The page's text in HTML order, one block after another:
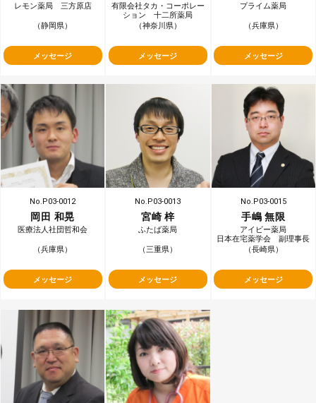
レモン薬局 三方原店
（静岡県）
メッセージ
有限会社タカ・コーポレー
ション 十二所薬局
（神奈川県）
メッセージ
プライム薬局
（兵庫県）
メッセージ
No.P03-0012
岡田 和晃
医療法人社団哲和会
（兵庫県）
navigate_next
メッセージ
No.P03-0013
宮崎 梓
ふたば薬局
（三重県）
navigate_next
メッセージ
No.P03-0015
手嶋 無限
アイビー薬局
日本在宅薬学会 副理事長
（長崎県）
navigate_next
メッセージ